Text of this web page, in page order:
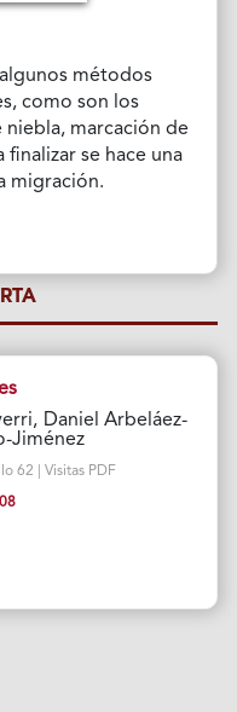
métodos
como son los
niebla, marcación de
se hace una
migración.
Daniel Arbeláez-
Jiménez
62 | Visitas PDF